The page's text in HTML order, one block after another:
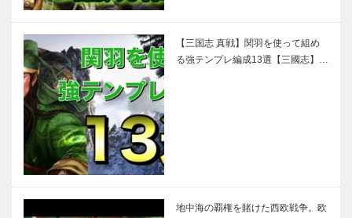
【三国志 真戦】関羽を使って組め
る強テンプレ編成13選【三國志】…
地中海の覇権を賭けた西欧戦争。欧